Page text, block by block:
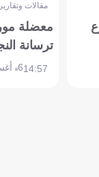
مقالات
معضلة
ترسانة
14:576 أغسطس 2026